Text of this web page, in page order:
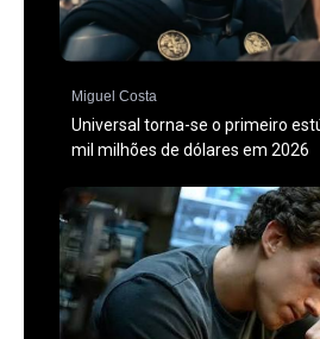
Miguel Costa
Universal torna-se o primeiro
mil milhões de dólares em 2026